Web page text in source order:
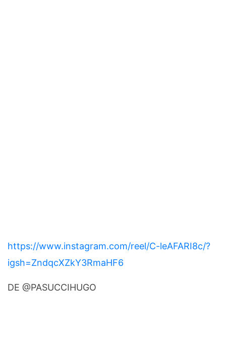
https://www.instagram.com/reel/C-leAFARI8c/?
igsh=ZndqcXZkY3RmaHF6
DE @PASUCCIHUGO